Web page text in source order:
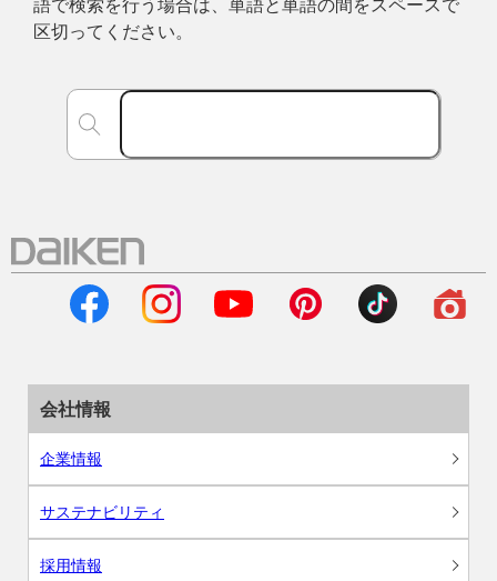
区切ってください。
会社情報
企業情報
サステナビリティ
採用情報